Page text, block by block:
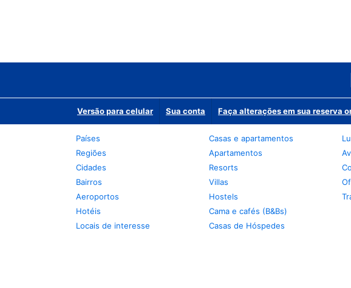
Versão para celular Sua conta Faça alterações em sua reserva
Países
Regiões
Cidades
Bairros
Aeroportos
Hotéis
Locais de interesse
Casas e apartamentos
Apartamentos
Resorts
Villas
Hostels
Cama e cafés (B&Bs)
Casas de Hóspedes